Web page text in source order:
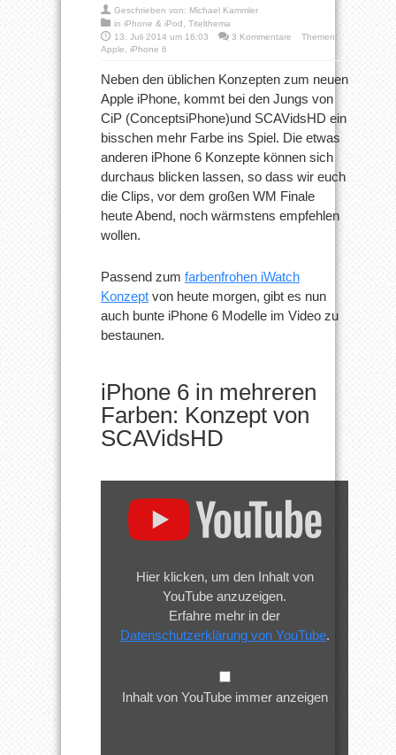
Geschrieben von: Michael Kammler
in iPhone & iPod
Titelthema
13. Juli 2014 um 16:03
3 Kommentare
Themen:
Apple
iPhone 6
Neben den üblichen Konzepten zum neuen
Apple iPhone, kommt bei den Jungs von
CiP (ConceptsiPhone)und SCAVidsHD ein
bisschen mehr Farbe ins Spiel. Die etwas
anderen iPhone 6 Konzepte können sich
durchaus blicken lassen, so dass wir euch
die Clips, vor dem großen WM Finale
heute Abend, noch wärmstens empfehlen
wollen.
Passend zum farbenfrohen iWatch
Konzept von heute morgen, gibt es nun
auch bunte iPhone 6 Modelle im Video zu
bestaunen.
iPhone 6 in mehreren
Farben: Konzept von
SCAVidsHD
Concept
rendered)“
YouTubeHier klicken, um den Inhalt von
YouTube anzuzeigen.
Erfahre mehr in der
Datenschutzerklärung von YouTube.
Inhalt von YouTube immer anzeigen